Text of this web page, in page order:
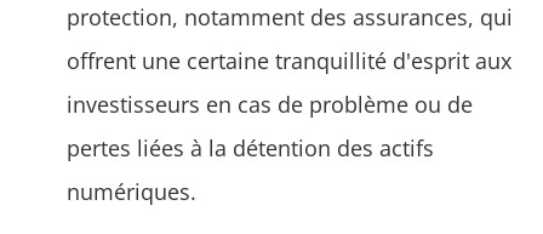
protection, notamment des assurances, qui
offrent une certaine tranquillité d'esprit aux
investisseurs en cas de problème ou de
pertes liées à la détention des actifs
numériques.